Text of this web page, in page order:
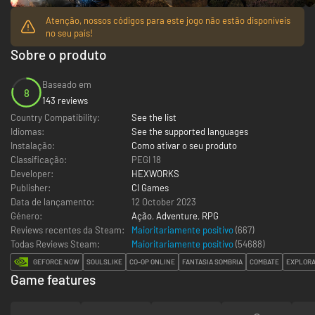
Atenção, nossos códigos para este jogo não estão disponíveis
no seu país!
Sobre o produto
8
Baseado em
143 reviews
Country Compatibility:
See the list
Idiomas:
See the supported languages
Instalação:
Como ativar o seu produto
Classificação:
PEGI 18
Developer:
HEXWORKS
Publisher:
CI Games
Data de lançamento:
12 October 2023
Género:
Ação, Adventure, RPG
Reviews recentes da Steam:
Maioritariamente positivo(667)
Todas Reviews Steam:
Maioritariamente positivo(54688)
GEFORCE NOW SOULSLIKE CO-OP ONLINE FANTASIA SOMBRIA COMBATE
Game features